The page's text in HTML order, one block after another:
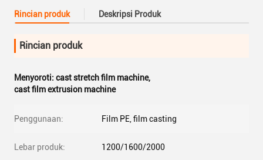
Rincian produk Deskripsi Produk
Rincian produk
Menyoroti: cast stretch film machine,
cast film extrusion machine
Penggunaan: Film PE, film casting
Lebar produk: 1200/1600/2000